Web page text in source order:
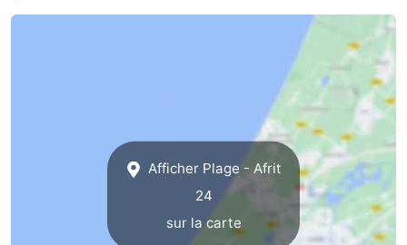
Afficher Plage - Afrit
24
sur la carte